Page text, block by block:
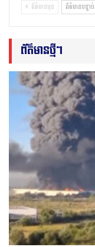
ព័ត៌មានមុន ព័ត៌មានបន្ទាប់
ព័ត៌មានថ្មីៗ